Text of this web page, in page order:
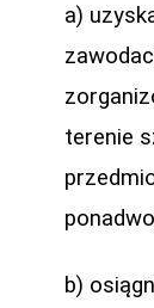
a)
terenie
b)